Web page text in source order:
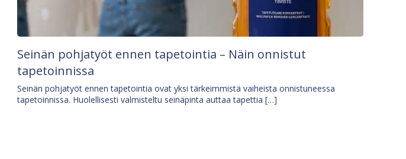
Seinän pohjatyöt ennen tapetointia – Näin onnistut
tapetoinnissa
Seinän pohjatyöt ennen tapetointia ovat yksi tärkeimmistä vaiheista onnistuneessa
tapetoinnissa. Huolellisesti valmisteltu seinäpinta auttaa tapettia […]